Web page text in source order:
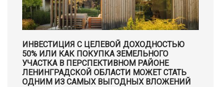
ИНВЕСТИЦИЯ С ЦЕЛЕВОЙ ДОХОДНОСТЬЮ
50% ИЛИ КАК ПОКУПКА ЗЕМЕЛЬНОГО
УЧАСТКА В ПЕРСПЕКТИВНОМ РАЙОНЕ
ЛЕНИНГРАДСКОЙ ОБЛАСТИ МОЖЕТ СТАТЬ
ОДНИМ ИЗ САМЫХ ВЫГОДНЫХ ВЛОЖЕНИЙ